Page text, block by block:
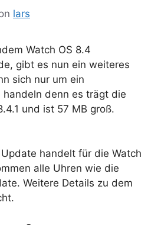
lars
Watch OS 8.4
gibt es nun ein weiteres
sich nur um ein
handeln denn es trägt die
und ist 57 MB groß.
handelt für die Watch
alle Uhren wie die
Weitere Details zu dem